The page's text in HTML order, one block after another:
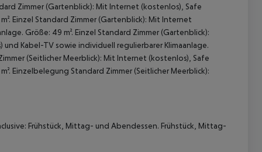
Zimmer (Gartenblick): Mit Internet (kostenlos), Safe
Einzel Standard Zimmer (Gartenblick): Mit Internet
Größe: 49 m². Einzel Standard Zimmer (Gartenblick):
Kabel-TV sowie individuell regulierbarer Klimaanlage.
(Seitlicher Meerblick): Mit Internet (kostenlos), Safe
Einzelbelegung Standard Zimmer (Seitlicher Meerblick):
Frühstück, Mittag- und Abendessen. Frühstück, Mittag-